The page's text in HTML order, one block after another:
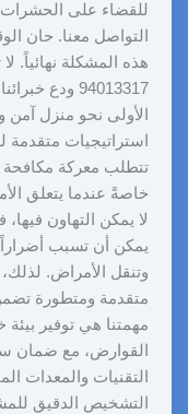
للقضاء على الحشرات
التواصل معنا. حان
هذه المشكلة نهائياً.
94013317
الأولى نحو منزل
استراتيجيات متقدمة
تتطلب معركة مكافحة
خاصةً عندما يتعلق
لا يمكن التهاون
يمكن أن تسبب أضراراً
وتنقل الأمراض.
متقدمة ومتطورة
مهمتنا هي توفير
القوارض، مع ضمان
التقنيات والمعدات
التشخيص الدقيق